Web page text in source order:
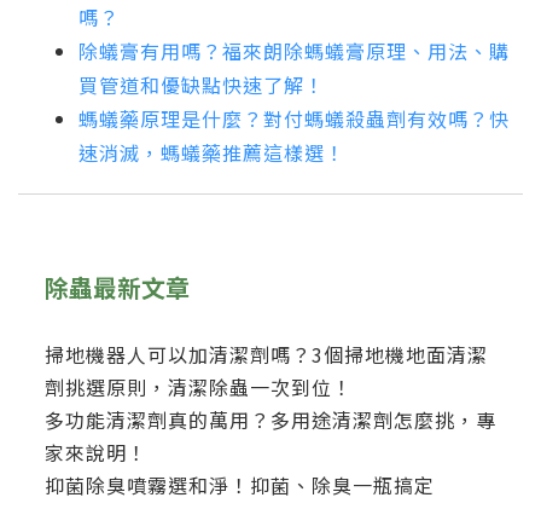
嗎？
除蟻膏有用嗎？福來朗除螞蟻膏原理、用法、購
買管道和優缺點快速了解！
螞蟻藥原理是什麼？對付螞蟻殺蟲劑有效嗎？快
速消滅，螞蟻藥推薦這樣選！
除蟲最新文章
掃地機器人可以加清潔劑嗎？3個掃地機地面清潔
劑挑選原則，清潔除蟲一次到位！
多功能清潔劑真的萬用？多用途清潔劑怎麼挑，專
家來說明！
抑菌除臭噴霧選和淨！抑菌、除臭一瓶搞定